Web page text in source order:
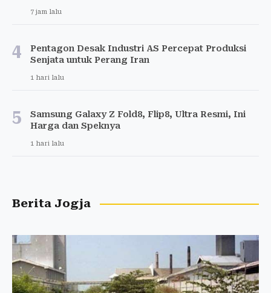
7 jam lalu
4
Pentagon Desak Industri AS Percepat Produksi
Senjata untuk Perang Iran
1 hari lalu
5
Samsung Galaxy Z Fold8, Flip8, Ultra Resmi, Ini
Harga dan Speknya
1 hari lalu
Berita Jogja